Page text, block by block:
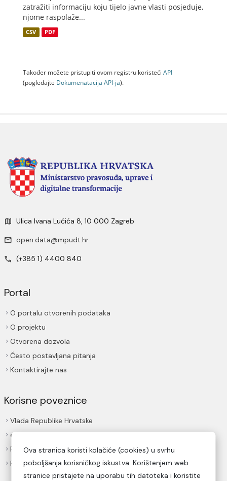
zatražiti informaciju koju tijelo javne vlasti posjeduje,
njome raspolaže...
CSV PDF
Također možete pristupiti ovom registru koristeći API
(pogledajte Dokumenаtаcijа API-jа).